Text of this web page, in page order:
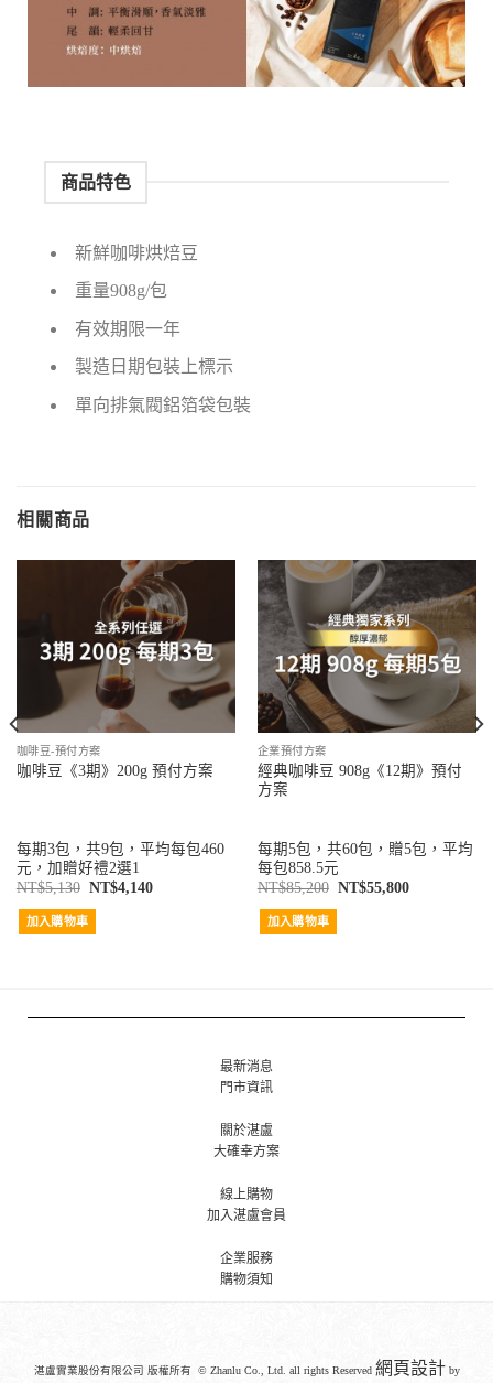
商品特色
新鮮咖啡烘焙豆
重量908g/包
有效期限一年
製造日期包裝上標示
單向排氣閥鋁箔袋包裝
相關商品
咖啡豆-預付方案
咖啡豆《3期》200g 預付方案
每期3包，共9包，平均每包460
元，加贈好禮2選1
NT$5,130 NT$4,140
加入購物車
企業預付方案
經典咖啡豆 908g《12期》預付
方案
每期5包，共60包，贈5包，平均
每包858.5元
NT$85,200 NT$55,800
加入購物車
最新消息
門市資訊
關於湛盧
大確幸方案
線上購物
加入湛盧會員
企業服務
購物須知
湛盧實業股份有限公司 版權所有 © Zhanlu Co., Ltd. all rights Reserved 網頁設計by